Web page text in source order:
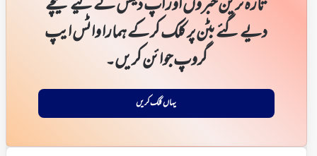
دیے گئے بٹن پر کلک کر کے ہمارا واٹس ایپ
گروپ جوائن کریں۔
یہاں کلک کریں